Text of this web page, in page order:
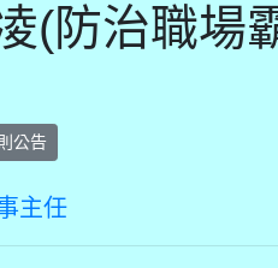
(防治職場
公告
主任